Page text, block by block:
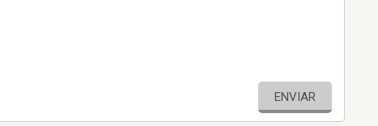
ENVIAR